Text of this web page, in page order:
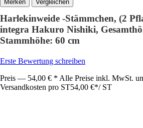
Vergleichen
Harlekinweide -Stämmchen, (2
integra Hakuro Nishiki,
Stammhöhe: 60 cm
Erste Bewertung schreiben
Preis — 54,00 € * Alle Preise inkl. MwSt.
Versandkosten pro ST54,00 €*/ ST